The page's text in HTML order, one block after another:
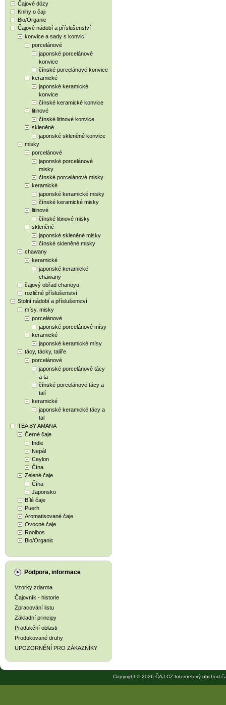
Čajové dózy
Knihy o čaji
Bio/Organic
Čajové nádobí a příslušenství
konvice a sady s konvicí
porcelánové
japonské porcelánové
konvice
čínské porcelánové konvice
keramické
japonské keramické
konvice
čínské keramické konvice
litinové
čínské litinové konvice
skleněné
japonské skleněné konvice
misky
porcelánové
japonské porcelánové
misky
čínské porcelánové misky
keramické
japonské keramické misky
čínské keramické misky
litinové
čínské litinové misky
skleněné
japonské skleněné misky
čínské skleněné misky
chawany
keramické
japonské keramické
chawany
čajový obřad chanoyu
rozličné příslušenství
Stolní nádobí a příslušenství
mísy, misky
porcelánové
japonské porcelánové mísy
keramické
japonské keramické mísy
tácy, tácky, talíře
porcelánové
japonské porcelánové tácy
a ta
čínské porcelánové tácy a
talí
keramické
japonské keramické tácy a
tal
TEA BY AMANA
Černé čaje
Indie
Nepál
Ceylon
Čína
Zelené čaje
Čína
Japonsko
Bílé čaje
Puerh
Aromatisované čaje
Ovocné čaje
Rooibos
Bio/Organic
Podpora, informace
Vzorky zdarma
Čajovník - historie
Zpracování listu
Základní principy
Produkční oblasti
Produkované druhy
UPOZORNĚNÍ PRO ZÁKAZNÍKY
Copyright © 2026 ČAJ.CZ Internetový obchod